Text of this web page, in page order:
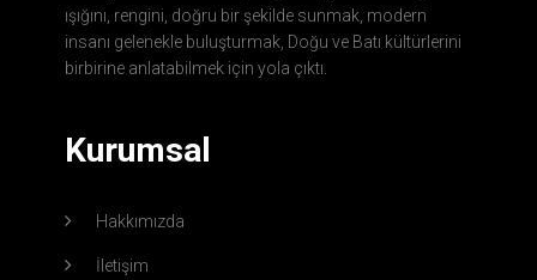
ışığını, rengini, doğru bir şekilde sunmak, modern
insanı gelenekle buluşturmak, Doğu ve Batı kültürlerini
birbirine anlatabilmek için yola çıktı.
Kurumsal
Hakkımızda
İletişim